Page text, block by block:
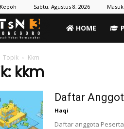
Kepoh Sabtu, Agustus 8, 2026
MTs
Bojonegoro
HOME
Topik Kkm
kkm
Daftar
Haqi
Daftar anggota